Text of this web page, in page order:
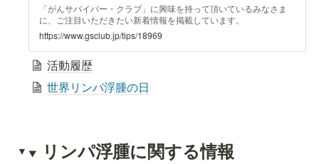
「がんサバイバー・クラブ」に興味を持って頂いているみなさま
に、ご注目いただきたい新着情報を掲載しています。
https://www.gsclub.jp/tips/18969
活動履歴
世界リンパ浮腫の日
リンパ浮腫に関する情報